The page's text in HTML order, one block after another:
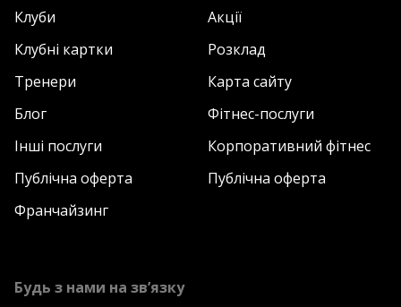
Клуби
Акції
Клубні картки
Розклад
Тренери
Карта сайту
Блог
Фітнес-послуги
Інші послуги
Корпоративний фітнес
Публічна оферта
Публічна оферта
Франчайзинг
Будь з нами на зв’язку